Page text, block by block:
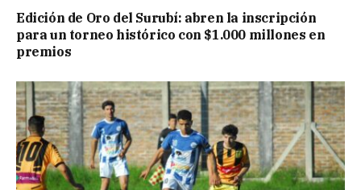
Edición de Oro del Surubí: abren la inscripción
para un torneo histórico con $1.000 millones en
premios